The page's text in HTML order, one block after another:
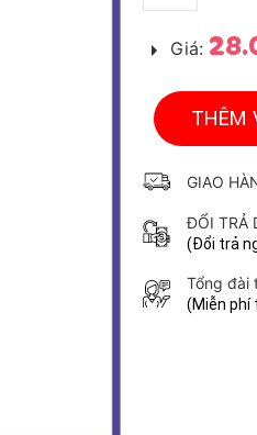
Giá:
THÊM
GIAO
ĐỔI TRẢ
(Đổi trả
Tổng đài
(Miễn phí